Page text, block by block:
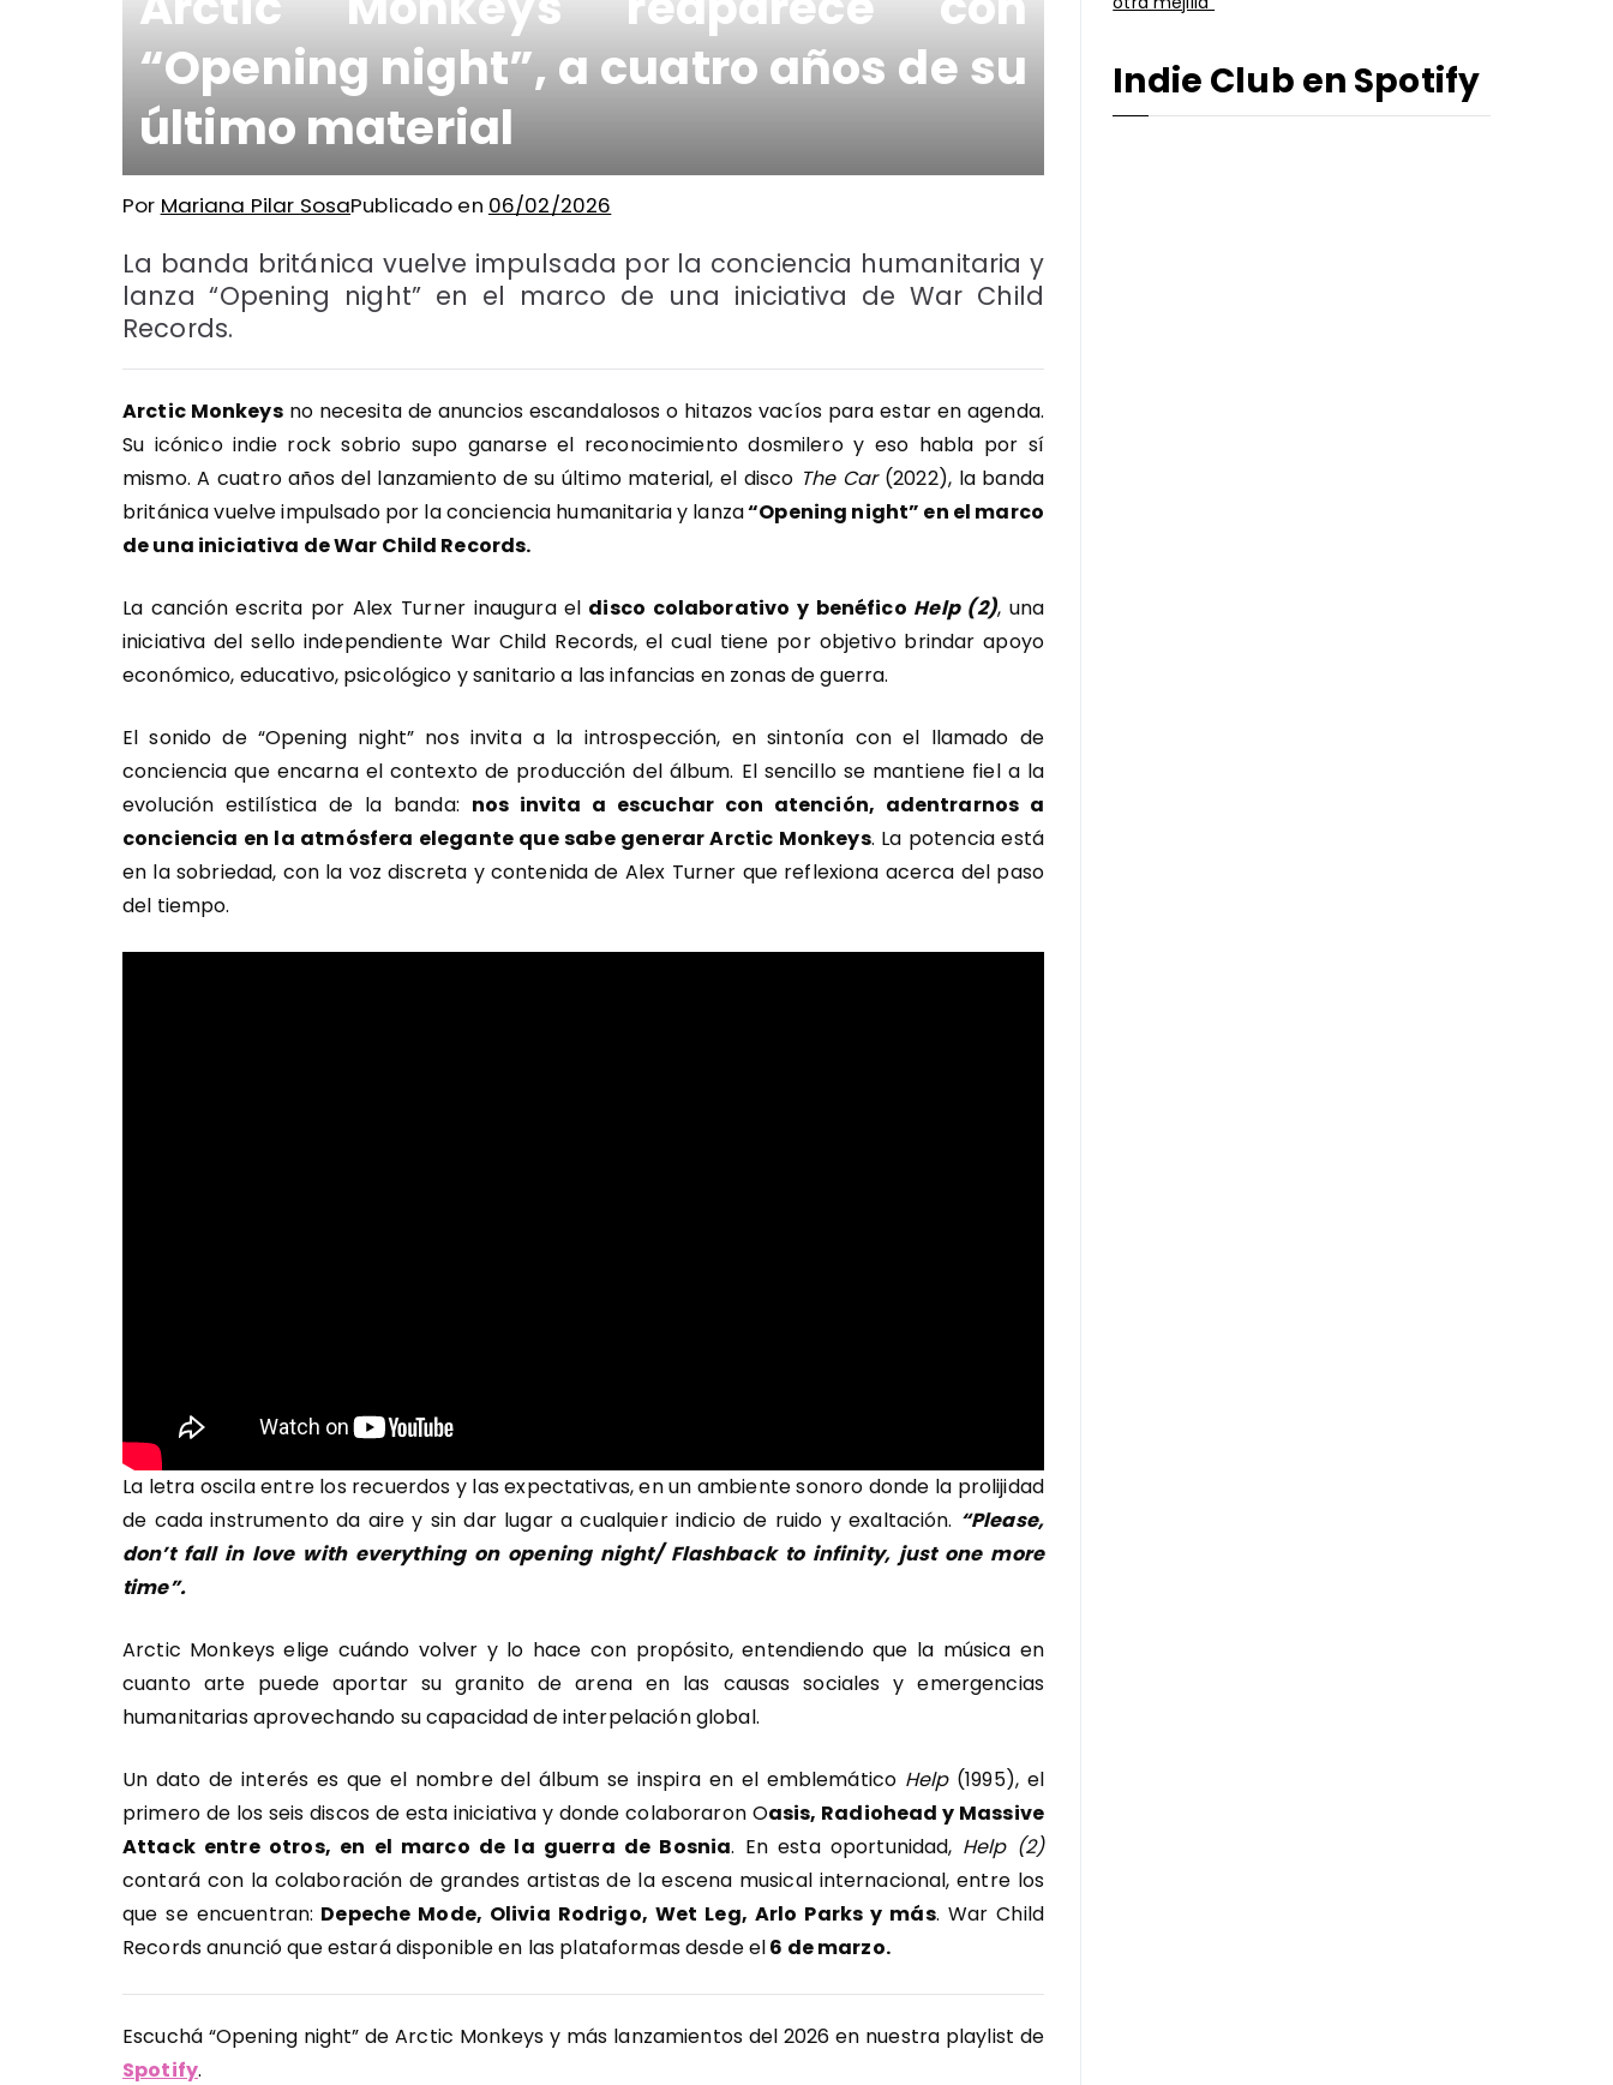
“Opening night”, a cuatro años de su
último material
Por Mariana Pilar SosaPublicado en 06/02/2026
La banda británica vuelve impulsada por la conciencia humanitaria y
lanza “Opening night” en el marco de una iniciativa de War Child
Records.
Arctic Monkeysno necesita de anuncios escandalosos o hitazos vacíos para estar en agenda.
Su icónico indie rock sobrio supo ganarse el reconocimiento dosmilero y eso habla por sí
mismo. A cuatro años del lanzamiento de su último material, el disco The Car(2022), la banda
británica vuelve impulsado por la conciencia humanitaria y lanza“Opening night” en el marco
de una iniciativa de War Child Records.
La canción escrita por Alex Turner inaugura el disco colaborativo y benéfico Help (2), una
iniciativa del sello independiente War Child Records, el cual tiene por objetivo brindar apoyo
económico, educativo, psicológico y sanitario a las infancias en zonas de guerra.
El sonido de “Opening night” nos invita a la introspección, en sintonía con el llamado de
conciencia que encarna el contexto de producción del álbum. El sencillose mantiene fiel a la
evolución estilística de la banda: nos invita a escuchar con atención, adentrarnos a
conciencia en la atmósfera elegante que sabe generar Arctic Monkeys. La potencia está
en la sobriedad, con la voz discreta y contenida de Alex Turner que reflexiona acerca del paso
del tiempo.
La letra oscila entre los recuerdos y las expectativas, en un ambiente sonoro donde la prolijidad
de cada instrumento da aire y sin dar lugar a cualquier indicio de ruido y exaltación. “Please,
don’t fall in love with everything on opening night/ Flashback to infinity, just one more
time”.
Arctic Monkeys elige cuándo volver y lo hace con propósito, entendiendo que la música en
cuanto arte puede aportar su granito de arena en las causas sociales y emergencias
humanitarias aprovechando su capacidad de interpelación global.
Un dato de interés es que el nombre del álbum se inspira en el emblemático Help(1995), el
primero de los seis discos de esta iniciativa y donde colaboraron Oasis, Radiohead y Massive
Attack entre otros, en el marco de la guerra de Bosnia. En esta oportunidad, Help (2)
contará con la colaboración de grandes artistas de la escena musical internacional, entre los
que se encuentran: Depeche Mode, Olivia Rodrigo, Wet Leg, Arlo Parks y más. War Child
Records anunció que estará disponible en las plataformas desde el6 de marzo.
Escuchá “Opening night” de Arctic Monkeys y más lanzamientos del 2026 en nuestra playlist de
Spotify.
Indie Club en Spotify